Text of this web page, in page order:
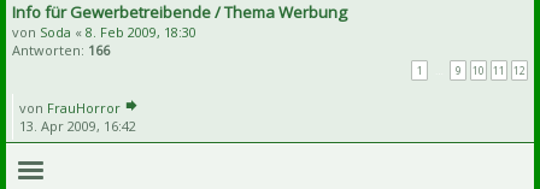
Info für Gewerbetreibende / Thema Werbung
von Soda « 8. Feb 2009, 18:30
Antworten: 166
1 9 10 11 12
von FrauHorror
13. Apr 2009, 16:42